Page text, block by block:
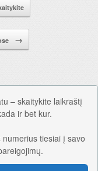
→
– skaitykite laikraštį
ir bet kur.
tiesiai į savo